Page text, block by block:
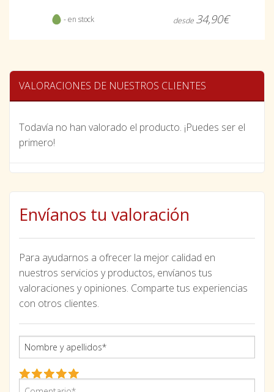
- en stock desde 34,90€
VALORACIONES DE NUESTROS CLIENTES
Todavía no han valorado el producto. ¡Puedes ser el
primero!
Envíanos tu valoración
Para ayudarnos a ofrecer la mejor calidad en
nuestros servicios y productos, envíanos tus
valoraciones y opiniones. Comparte tus experiencias
con otros clientes.